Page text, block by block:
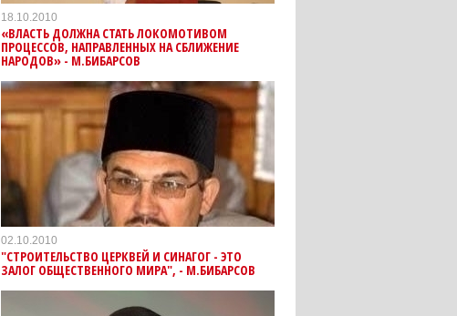
18.10.2010
«ВЛАСТЬ ДОЛЖНА СТАТЬ ЛОКОМОТИВОМ
ПРОЦЕССОВ, НАПРАВЛЕННЫХ НА СБЛИЖЕНИЕ
НАРОДОВ» - М.БИБАРСОВ
02.10.2010
"СТРОИТЕЛЬСТВО ЦЕРКВЕЙ И СИНАГОГ - ЭТО
ЗАЛОГ ОБЩЕСТВЕННОГО МИРА", - М.БИБАРСОВ